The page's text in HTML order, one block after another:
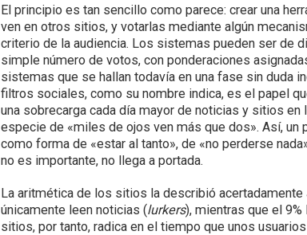
El principio es tan sencillo como parece: crear una
ven en otros sitios, y votarlas mediante algún
criterio de la audiencia. Los sistemas pueden ser de
simple número de votos, con ponderaciones
sistemas que se hallan todavía en una fase sin duda
filtros sociales, como su nombre indica, es el papel
una sobrecarga cada día mayor de noticias y sitios
especie de «miles de ojos ven más que dos». Así,
como forma de «estar al tanto», de «no perderse
no es importante, no llega a portada.
La aritmética de los sitios la describió
únicamente leen noticias (lurkers), mientras que el
sitios, por tanto, radica en el tiempo que unos